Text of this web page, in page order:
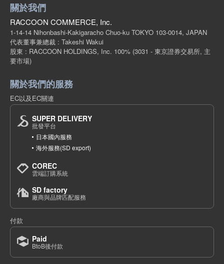
關於我們
RACCOON COMMERCE, Inc.
1-14-14 Nihonbashi-Kakigaracho Chuo-ku TOKYO 103-0014, JAPAN
代表董事兼總裁 : Takeshi Wakui
股東 : RACCOON HOLDINGS, Inc. 100% (3031 - 東京證券交易所, 主
要市場)
關於我們的服務
EC以及EC關連
SUPER DELIVERY
批發平台
日本國內服務
海外服務(SD export)
COREC
雲端訂購系統
SD factory
廠商與品牌匹配服務
付款
Paid
BtoB後付款